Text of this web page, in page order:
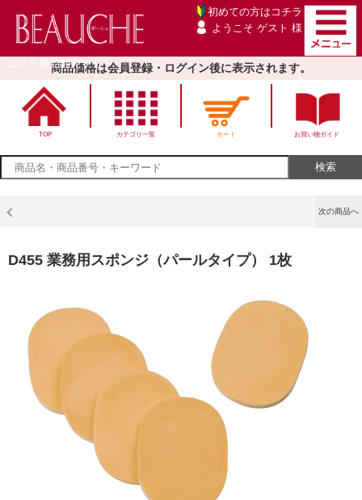
エステ用品卸売サイト
初めての方は コチラ
ようこそ ゲスト 様
商品価格は会員登録・ログイン後に表示されます。
TOP カテゴリ一覧 カート お買い物ガイド
次の商品へ
D455 業務用スポンジ（パールタイプ） 1枚